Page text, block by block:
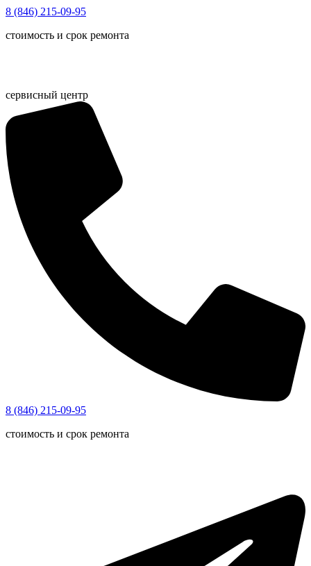
Перейти
содержимому
8 (846) 215-09-95
стоимость и срок ремонта
сервисный центр
8 (846) 215-09-95
стоимость и срок ремонта